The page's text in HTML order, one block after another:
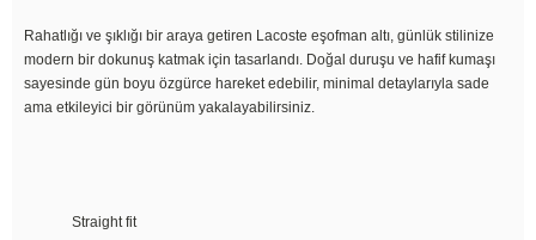
Rahatlığı ve şıklığı bir araya getiren Lacoste eşofman altı, günlük stilinize
modern bir dokunuş katmak için tasarlandı. Doğal duruşu ve hafif kumaşı
sayesinde gün boyu özgürce hareket edebilir, minimal detaylarıyla sade
ama etkileyici bir görünüm yakalayabilirsiniz.
Straight fit